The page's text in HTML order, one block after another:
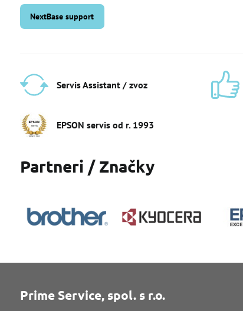
NextBase support
Servis Assistant / zvoz
EPSON servis od r​. 1993
Partneri / Značky
Prime Service, spol. s r.o.